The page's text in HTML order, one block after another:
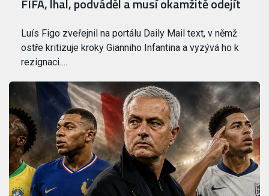
FIFA, lhal, podváděl a musí okamžitě odejít
Luís Figo zveřejnil na portálu Daily Mail text, v němž
ostře kritizuje kroky Gianniho Infantina a vyzývá ho k
rezignaci.…